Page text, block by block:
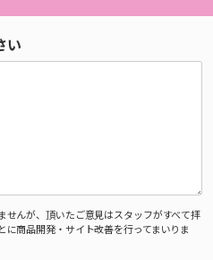
い
せんが、頂いたご意見はスタッフがすべて拝
に商品開発・サイト改善を行ってまいりま